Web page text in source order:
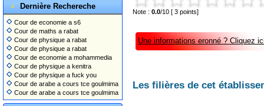
Dernière Rechereche
Cour de economie a s6
Cour de maths a rabat
Cour de physique a rabat
Cour de physique a rabat
Cour de economie a mohammedia
Cour de physique a kenitra
Cour de physique a fuck you
Cour de arabe a cours tce goulmima
Cour de arabe a cours tce goulmima
Note : 0.0/10 [ 3 points]
Une informations eronné ? Cliquez
Les filières de cet